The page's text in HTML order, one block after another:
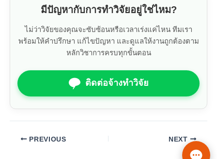
มีปัญหากับการทำวิจัยอยู่ใช่ไหม?
ไม่ว่าวิจัยของคุณจะซับซ้อนหรือเวลาเร่งแค่ไหน ทีมเรา
พร้อมให้คำปรึกษา แก้ไขปัญหา และดูแลให้งานถูกต้องตาม
หลักวิชาการครบทุกขั้นตอน
ติดต่อจ้างทำวิจัย
PREVIOUS NEXT